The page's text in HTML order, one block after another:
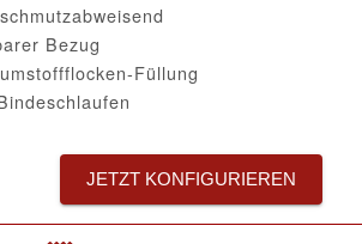
Bezug
Füllung
JETZT KONFIGURIEREN